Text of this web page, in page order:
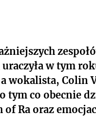
w tym
wokalista, Colin
co obecnie
Ra oraz